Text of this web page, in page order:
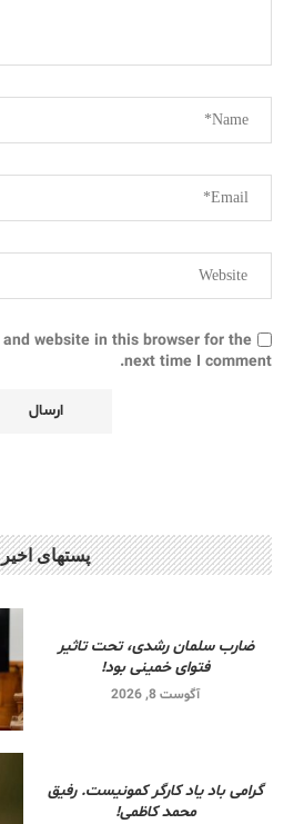
website in this browser for the
next time I comment.
پستهای اخیر
ضارب سلمان رشدی، تحت تاثیر
فتوای خمینی بود!
آگوست 8, 2026
گرامی باد یاد کارگر کمونیست. رفیق
محمد کاظمی!